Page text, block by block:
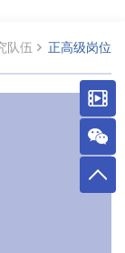
队伍 正高级岗位